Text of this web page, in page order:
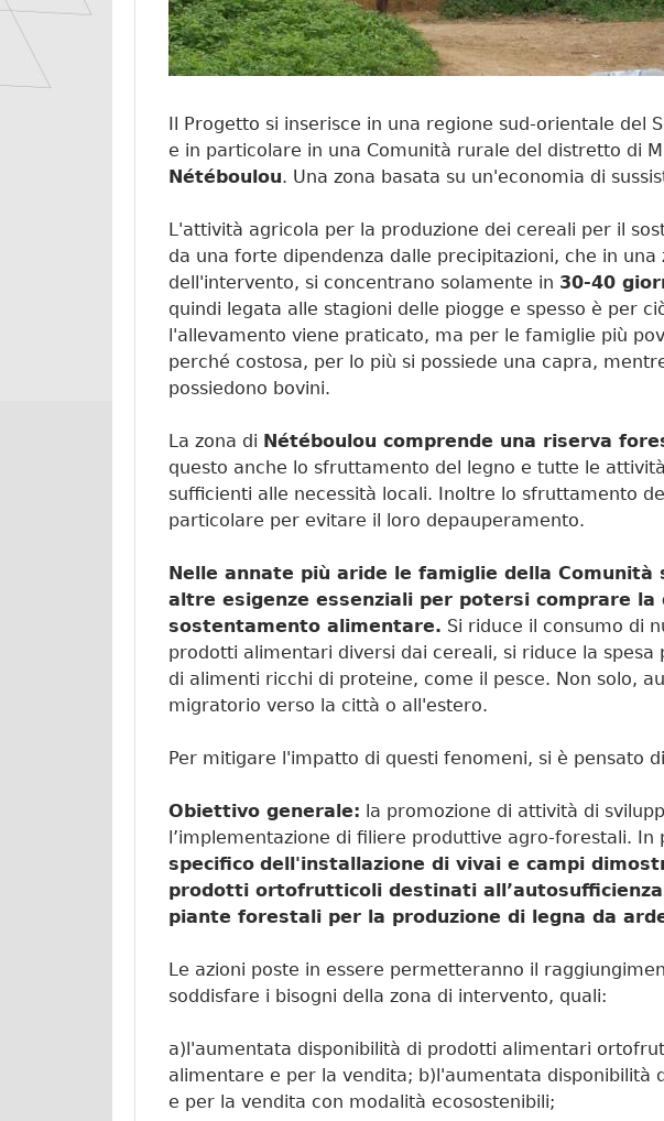
Il Progetto si inserisce in una regione sud-orientale del
e in particolare in una Comunità rurale del distretto di
Nétéboulou. Una zona basata su un'economia di
L'attività agricola per la produzione dei cereali per il
da una forte dipendenza dalle precipitazioni, che in una
dell'intervento, si concentrano solamente in 30-40
quindi legata alle stagioni delle piogge e spesso è per
l'allevamento viene praticato, ma per le famiglie più
perché costosa, per lo più si possiede una capra,
possiedono bovini.
La zona di Nétéboulou comprende una riserva
questo anche lo sfruttamento del legno e tutte le
sufficienti alle necessità locali. Inoltre lo sfruttamento
particolare per evitare il loro depauperamento.
Nelle annate più aride le famiglie della
altre esigenze essenziali per potersi comprare
sostentamento alimentare. Si riduce il consumo di
prodotti alimentari diversi dai cereali, si riduce la
di alimenti ricchi di proteine, come il pesce. Non solo,
migratorio verso la città o all'estero.
Per mitigare l'impatto di questi fenomeni, si è pensato
Obiettivo generale: la promozione di attività di
l’implementazione di filiere produttive agro-forestali. In
specifico dell'installazione di vivai e campi
prodotti ortofrutticoli destinati
piante forestali per la produzione di legna da
Le azioni poste in essere permetteranno il
soddisfare i bisogni della zona di intervento, quali:
a)l'aumentata disponibilità di prodotti alimentari
alimentare e per la vendita; b)l'aumentata disponibilità
e per la vendita con modalità ecosostenibili;